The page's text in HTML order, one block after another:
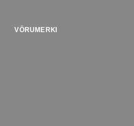
VÖRUMERKI